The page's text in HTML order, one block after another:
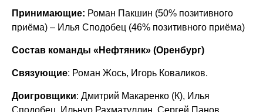
Принимающие: Роман Пакшин (50% позитивного
приёма) – Илья Сподобец (46% позитивного приёма)
Состав команды «Нефтяник» (Оренбург)
Связующие: Роман Жось, Игорь Коваликов.
Доигровщики: Дмитрий Макаренко (К), Илья
Сподобец, Ильнур Рахматуллин, Сергей Панов.